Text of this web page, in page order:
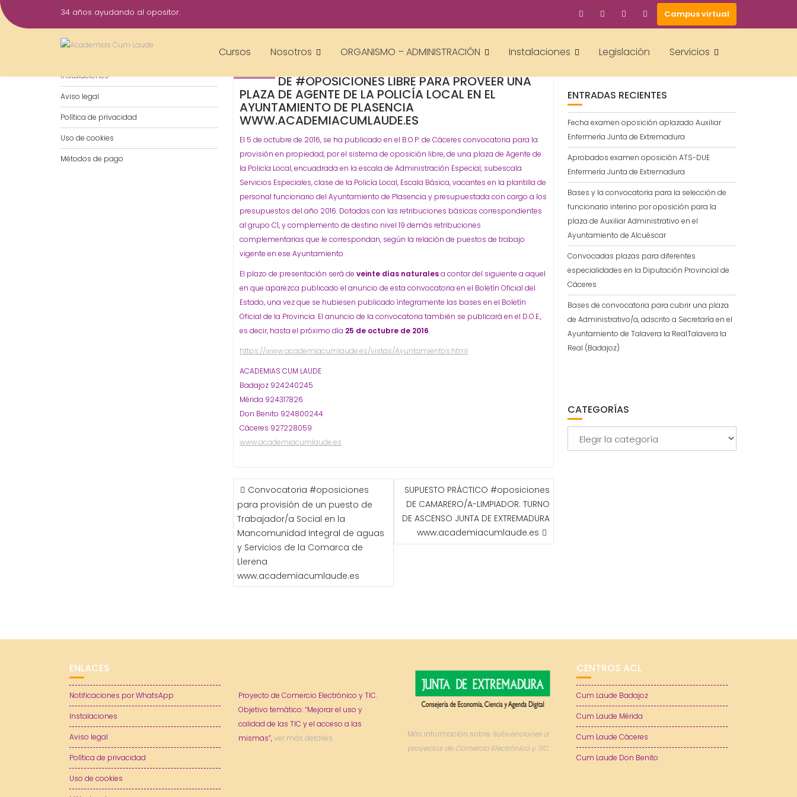
Saltar
al
34 años ayudando al opositor. Campus virtual
Cursos Nosotros ORGANISMO – ADMINISTRACIÓN Instalaciones Legislación Servicios
5 academiacumlaudeoposiciones
Prensa
DE #OPOSICIONES LIBRE PARA PROVEER UNA
PLAZA DE AGENTE DE LA POLICÍA LOCAL EN EL
AYUNTAMIENTO DE PLASENCIA
WWW.ACADEMIACUMLAUDE.ES
El 5 de octubre de 2016, se ha publicado en el B.O.P. de Cáceres convocatoria para la
provisión en propiedad, por el sistema de oposición libre, de una plaza de Agente de
la Policía Local, encuadrada en la escala de Administración Especial, subescala
Servicios Especiales, clase de la Policía Local, Escala Básica, vacantes en la plantilla de
personal funcionario del Ayuntamiento de Plasencia y presupuestada con cargo a los
presupuestos del año 2016. Dotadas con las retribuciones básicas correspondientes
al grupo C1, y complemento de destino nivel 19 demás retribuciones
complementarias que le correspondan, según la relación de puestos de trabajo
vigente en ese Ayuntamiento.
El plazo de presentación será deveinte días naturalesa contar del siguiente a aquel
en que aparezca publicado el anuncio de esta convocatoria en el Boletín Oficial del
Estado, una vez que se hubiesen publicado íntegramente las bases en el Boletín
Oficial de la Provincia. El anuncio de la convocatoria también se publicará en el D.O.E.,
es decir, hasta el próximo día 25 de octubre de 2016.
https://www.academiacumlaude.es/vistas/Ayuntamientos.html
ACADEMIAS CUM LAUDE
Badajoz 924240245
Mérida 924317826
Don Benito 924800244
Cáceres 927228059
www.academiacumlaude.es
NAVEGACIÓN
DE
ENTRADAS
Convocatoria #oposiciones
para provisión de un puesto de
Trabajador/a Social en la
Mancomunidad Integral de aguas
y Servicios de la Comarca de
Llerena
www.academiacumlaude.es
SUPUESTO PRÁCTICO #oposiciones
DE CAMARERO/A-LIMPIADOR. TURNO
DE ASCENSO JUNTA DE EXTREMADURA
www.academiacumlaude.es
Instalaciones
Aviso legal
Política de privacidad
Uso de cookies
Métodos de pago
ENTRADAS RECIENTES
Fecha examen oposición aplazado Auxiliar
Enfermería Junta de Extremadura
Aprobados examen oposición ATS-DUE
Enfermería Junta de Extremadura
Bases y la convocatoria para la selección de
funcionario interino por oposición para la
plaza de Auxiliar Administrativo en el
Ayuntamiento de Alcuéscar
Convocadas plazas para diferentes
especialidades en la Diputación Provincial de
Cáceres
Bases de convocatoria para cubrir una plaza
de Administrativo/a, adscrito a Secretaría en el
Ayuntamiento de Talavera la RealTalavera la
Real (Badajoz)
CATEGORÍAS
ENLACES
Notificaciones por WhatsApp
Instalaciones
Aviso legal
Política de privacidad
Uso de cookies
Proyecto de Comercio Electrónico y TIC.
Objetivo temático: “Mejorar el uso y
calidad de las TIC y el acceso a las
mismas”,ver más detalles. Más información sobre Subvenciones a
proyectos de Comercio Electrónico y TIC.
CENTROS ACL
Cum Laude Badajoz
Cum Laude Mérida
Cum Laude Cáceres
Cum Laude Don Benito